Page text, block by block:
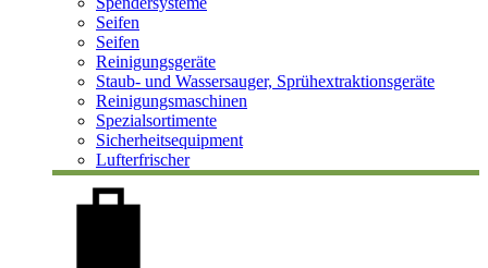
Seifen
Seifen
Reinigungsgeräte
Staub- und Wassersauger, Sprühextraktionsgeräte
Reinigungsmaschinen
Spezialsortimente
Sicherheitsequipment
Lufterfrischer